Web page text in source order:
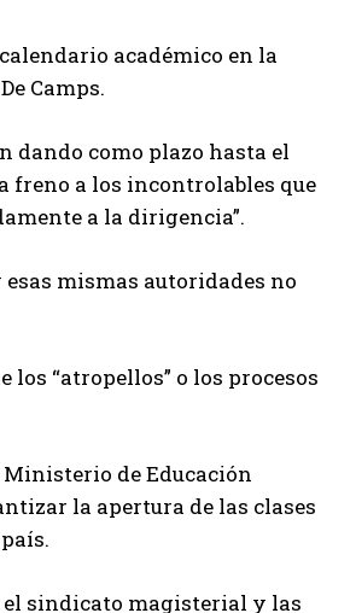
académico en la
Camps.
dando como plazo hasta el
freno a los incontrolables que
a la dirigencia”.
mismas autoridades no
“atropellos” o los procesos
de Educación
la apertura de las clases
el sindicato magisterial y las